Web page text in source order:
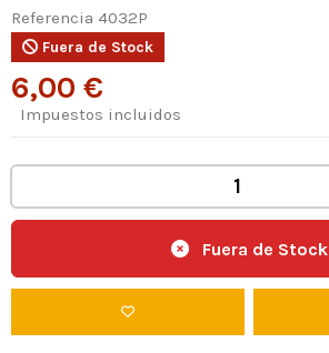
Referencia 4032P
Fuera de Stock
6,00 €
Impuestos incluidos
Fuera de Stock